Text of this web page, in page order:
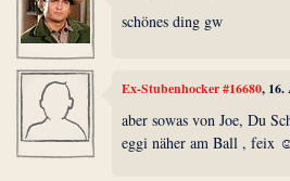
schönes ding gw
Ex-Stubenhocker #16680, 16.
aber sowas von Joe, Du
eggi näher am Ball , feix